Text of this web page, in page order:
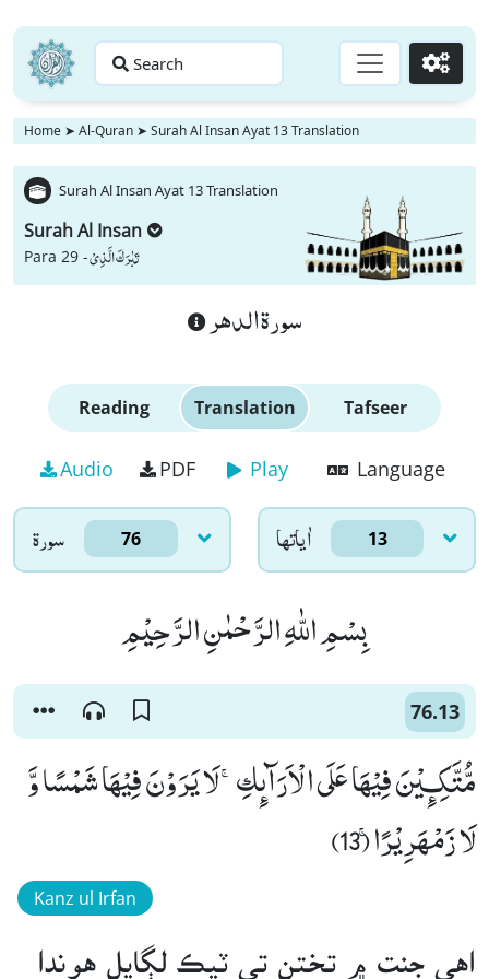
Search Go
Home ➤ Al-Quran ➤ Surah Al Insan Ayat 13 Translation
Surah Al Insan Ayat 13 Translation
Surah Al Insan
Para 29 -تَبٰرَكَ الَّذِیْ
سورة الدهر
Reading Translation Tafseer
Audio PDF Play Language
سورۃ 76 اٰياتها 13
بِسْمِ اللّٰهِ الرَّحْمٰنِ الرَّحِیْمِ
76.13
مُّتَّكِـٕیْنَ فِیْهَا عَلَى الْاَرَآىٕكِۚ-لَا یَرَوْنَ فِیْهَا شَمْسًا وَّ
لَا زَمْهَرِیْرًاۚ (13)
Kanz ul Irfan
اهي جنت ۾ تختن تي ٽيڪ لڳايل هوندا